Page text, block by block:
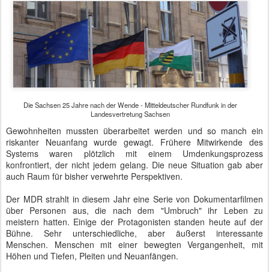
Die Sachsen 25 Jahre nach der Wende - Mitteldeutscher Rundfunk in der
Landesvertretung Sachsen
Gewohnheiten mussten überarbeitet werden und so manch ein
riskanter Neuanfang wurde gewagt. Frühere Mitwirkende des
Systems waren plötzlich mit einem Umdenkungsprozess
konfrontiert, der nicht jedem gelang. Die neue Situation gab aber
auch Raum für bisher verwehrte Perspektiven.
Der MDR strahlt in diesem Jahr eine Serie von Dokumentarfilmen
über Personen aus, die nach dem "Umbruch" ihr Leben zu
meistern hatten. Einige der Protagonisten standen heute auf der
Bühne. Sehr unterschiedliche, aber äußerst interessante
Menschen. Menschen mit einer bewegten Vergangenheit, mit
Höhen und Tiefen, Pleiten und Neuanfängen.